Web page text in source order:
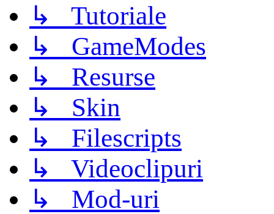
↳ Tutoriale
↳ GameModes
↳ Resurse
↳ Skin
↳ Filescripts
↳ Videoclipuri
↳ Mod-uri